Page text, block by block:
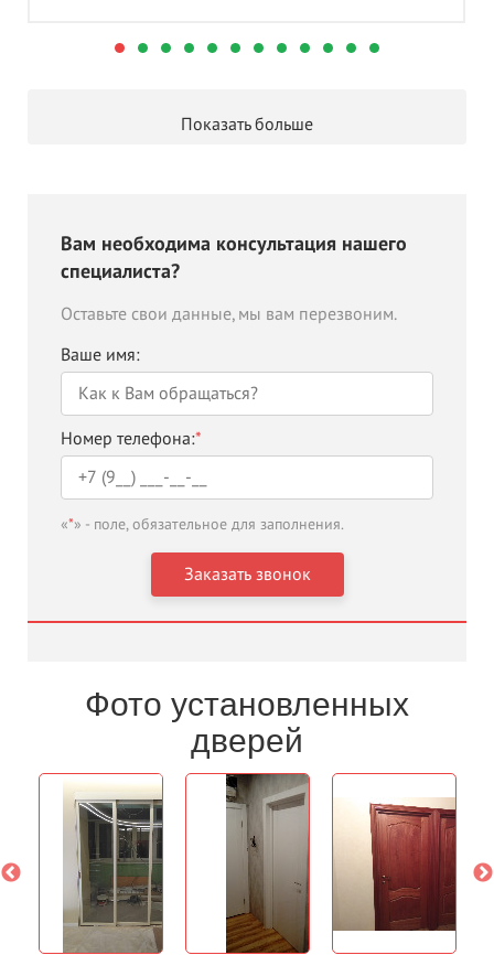
Показать больше
Вам необходима консультация нашего
специалиста?
Оставьте свои данные, мы вам перезвоним.
Ваше имя:
Номер телефона:*
«*» - поле, обязательное для заполнения.
Фото установленных
дверей